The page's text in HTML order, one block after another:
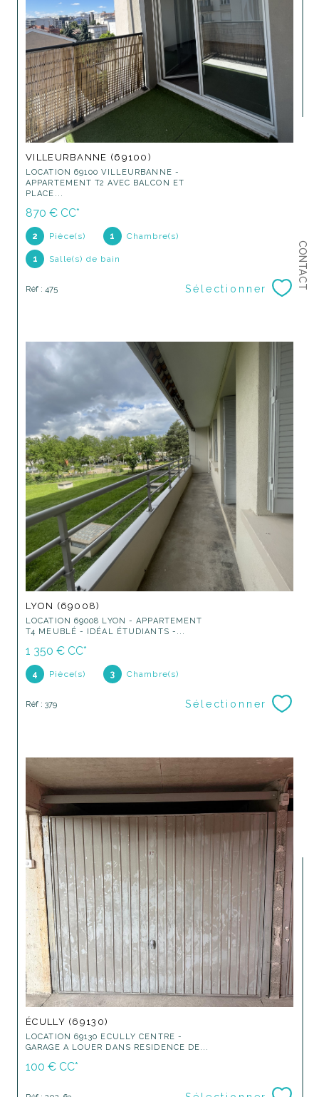
CONTACT
VILLEURBANNE (69100)
LOCATION 69100 VILLEURBANNE -
APPARTEMENT T2 AVEC BALCON ET
PLACE...
870 € CC*
2 Pièce(s) 1 Chambre(s)
1 Salle(s) de bain
Réf : 475 Sélectionner
LYON (69008)
LOCATION 69008 LYON - APPARTEMENT
T4 MEUBLÉ - IDÉAL ÉTUDIANTS -...
1 350 € CC*
4 Pièce(s) 3 Chambre(s)
Réf : 379 Sélectionner
ÉCULLY (69130)
LOCATION 69130 ECULLY CENTRE -
GARAGE A LOUER DANS RESIDENCE DE...
100 € CC*